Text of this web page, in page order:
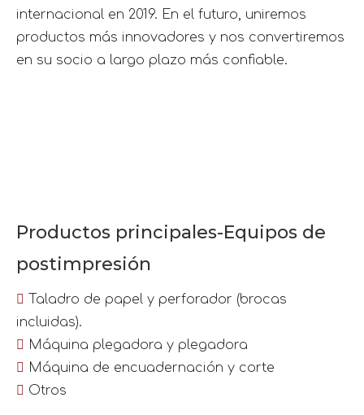
internacional en 2019. En el futuro, uniremos
productos más innovadores y nos convertiremos
en su socio a largo plazo más confiable.
Productos principales-Equipos de
postimpresión

Taladro de papel y perforador (brocas
incluidas).
 Máquina plegadora y plegadora
 Máquina de encuadernación y corte
 Otros